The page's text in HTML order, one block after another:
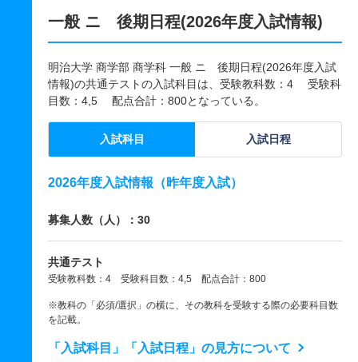
一般 ニ 後期日程(2026年度入試情報)
明治大学 商学部 商学科 一般 ニ 後期日程(2026年度入試
情報)の共通テストの入試科目は、受験教科数：4 受験科
目数：4,5 配点合計：800となっている。
入試科目 入試日程
2026年度入試情報（昨年度入試）
募集人数（人）：30
共通テスト
受験教科数：4 受験科目数：4,5 配点合計：800
※教科の「必須/選択」の横に、その教科を受験する際の必要科目数
を記載。
「入試科目」「入試日程」の見方について